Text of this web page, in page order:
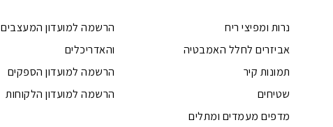
הרשמה למועדון המעצבים
והאדריכלים
הרשמה למועדון הספקים
הרשמה למועדון הלקוחות
נרות ומפיצי ריח
אביזרים לחלל האמבטיה
תמונות קיר
שטיחים
מדפים מעמדים ומתלים